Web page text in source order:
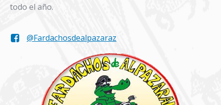
todo el año.
@Fardachosdealpazaraz